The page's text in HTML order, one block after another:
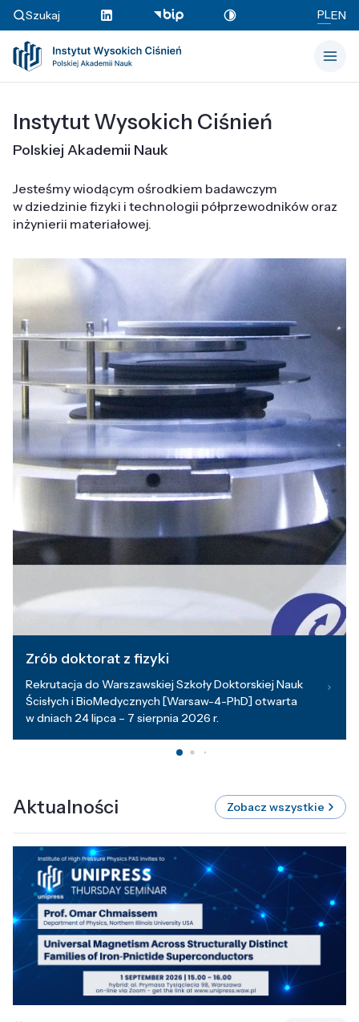
Szukaj PLEN
Instytut Wysokich Ciśnień
Polskiej Akademii Nauk
Jesteśmy wiodącym ośrodkiem badawczym
w dziedzinie fizyki i technologii półprzewodników oraz
inżynierii materiałowej.
Zrób doktorat z fizyki
Rekrutacja do Warszawskiej Szkoły Doktorskiej Nauk
Ścisłych i BioMedycznych [Warsaw-4-PhD] otwarta
w dniach 24 lipca – 7 sierpnia 2026 r.
Aktualności Zobacz wszystkie